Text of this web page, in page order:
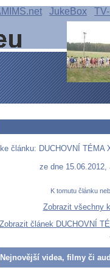
JukeBox
ke článku: DUCHOVNÍ
ze dne
K tomutu článku
Zobrazit všechny
Zobrazit článek DUCHOVNÍ
Nejnovější videa, filmy či